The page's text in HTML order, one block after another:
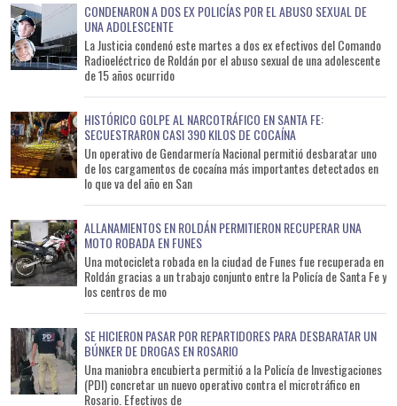
CONDENARON A DOS EX POLICÍAS POR EL ABUSO SEXUAL DE
UNA ADOLESCENTE
La Justicia condenó este martes a dos ex efectivos del Comando
Radioeléctrico de Roldán por el abuso sexual de una adolescente
de 15 años ocurrido
HISTÓRICO GOLPE AL NARCOTRÁFICO EN SANTA FE:
SECUESTRARON CASI 390 KILOS DE COCAÍNA
Un operativo de Gendarmería Nacional permitió desbaratar uno
de los cargamentos de cocaína más importantes detectados en
lo que va del año en San
ALLANAMIENTOS EN ROLDÁN PERMITIERON RECUPERAR UNA
MOTO ROBADA EN FUNES
Una motocicleta robada en la ciudad de Funes fue recuperada en
Roldán gracias a un trabajo conjunto entre la Policía de Santa Fe y
los centros de mo
SE HICIERON PASAR POR REPARTIDORES PARA DESBARATAR UN
BÚNKER DE DROGAS EN ROSARIO
Una maniobra encubierta permitió a la Policía de Investigaciones
(PDI) concretar un nuevo operativo contra el microtráfico en
Rosario. Efectivos de